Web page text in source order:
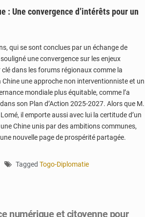
: Une convergence d’intérêts pour un
qui se sont conclues par un échange de
une convergence sur les enjeux
dans les forums régionaux comme la
Chine une approche non interventionniste et un
mondiale plus équitable, comme l’a
son Plan d’Action 2025-2027. Alors que M.
il emporte aussi avec lui la certitude d’un
Chine unis par des ambitions communes,
nouvelle page de prospérité partagée.
Tagged Togo-Diplomatie
numérique et citoyenne pour